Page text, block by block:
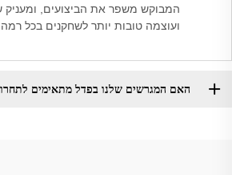
המבוקש משפר את הביצועים, ומעניק
ועוצמה טובות יותר לשחקנים בכל רמה.
האם המגרשים שלנו בפדל מתאימים